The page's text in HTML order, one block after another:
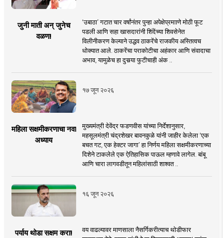
जुनी माती अन् जुनेच
वळण!
‘उबाठा’ गटात चार वर्षांनंतर पुन्हा अपेक्षेप्रमााणे मोठी फूट
पडली आणि सहा खासदारांनी शिंदेंच्या शिवसेनेत
विलीनीकरण केल्याने उद्धव ठाकरेंचे राजकीय अस्तित्वच
धोक्यात आले. ठाकरेंचा पराकोटीचा अहंकार आणि संवादाचा
अभाव, यामुळेच हा दुसर्‍या फुटीचाही अंक ..
१७ जून २०२६
महिला सक्षमीकरणाचा नवा
अध्याय
मुख्यमंत्री देवेंद्र फडणवीस यांच्या निर्देशानुसार,
महसूलमंत्री चंद्रशेखर बावनकुळे यांनी जाहीर केलेला ‘एक
बचत गट, एक हेक्टर जागा’ हा निर्णय महिला सक्षमीकरणाच्या
दिशेने टाकलेले एक ऐतिहासिक पाऊल म्हणावे लागेल. बांबू
आणि चारा लागवडीतून महिलांसाठी शाश्वत ..
१६ जून २०२६
पर्याय थोडा सक्षम करा!
वय वाढल्यावर माणसाला नैसर्गिकरीत्याच थोडीफार